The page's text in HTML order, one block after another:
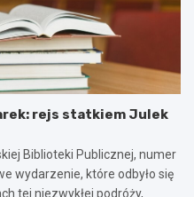
rejs statkiem Julek
Biblioteki Publicznej, numer
wydarzenie, które odbyło się
tej niezwykłej podróży,